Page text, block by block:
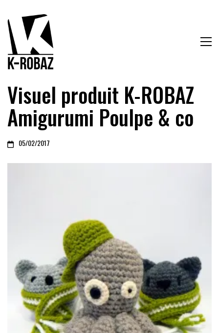
Visuel produit K-ROBAZ
Amigurumi Poulpe & co
05/02/2017